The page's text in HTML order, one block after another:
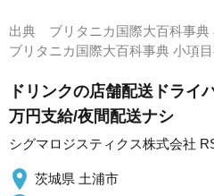
出典 ブリタニカ国際大百科事典
ブリタニカ国際大百科事典 小項
ドリンクの店舗配送ドライ
万円支給/夜間配送ナシ
シグマロジスティクス株式会社
茨城県 土浦市